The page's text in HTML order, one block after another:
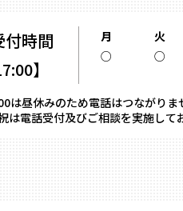
付時間
】
月 火
○
○
は昼休みのため電話はつながりま
は電話受付及びご相談を実施して